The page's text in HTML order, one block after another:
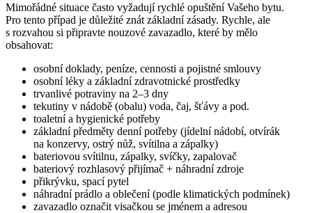
Mimořádné situace často vyžadují rychlé opuštění Vašeho bytu.
Pro tento případ je důležité znát základní zásady. Rychle, ale
s rozvahou si připravte nouzové zavazadlo, které by mělo
obsahovat:
osobní doklady, peníze, cennosti a pojistné smlouvy
osobní léky a základní zdravotnické prostředky
trvanlivé potraviny na 2–3 dny
tekutiny v nádobě (obalu) voda, čaj, šťávy a pod.
toaletní a hygienické potřeby
základní předměty denní potřeby (jídelní nádobí, otvírák
na konzervy, ostrý nůž, svítilna a zápalky)
bateriovou svítilnu, zápalky, svíčky, zapalovač
bateriový rozhlasový přijímač + náhradní zdroje
přikrývku, spací pytel
náhradní prádlo a oblečení (podle klimatických podmínek)
zavazadlo označit visačkou se jménem a adresou